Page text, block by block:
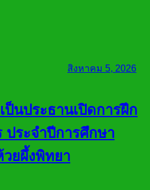
สิงหาคม 5, 2026
นประธานเปิดการฝึก
ระจำปีการศึกษา
วยผึ้งพิทยา